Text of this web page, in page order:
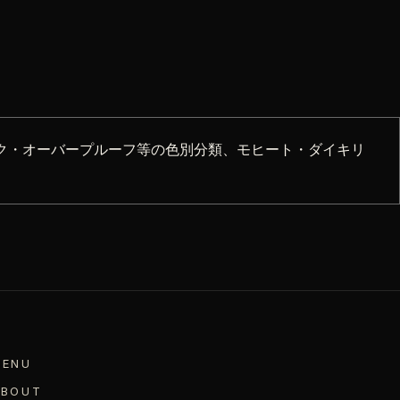
オーバープルーフ等の色別分類、モヒート・ダイキリ